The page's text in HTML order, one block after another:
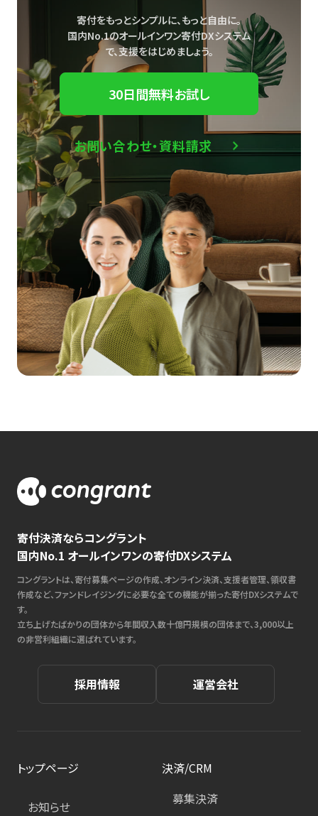
寄付をもっとシンプルに、もっと自由に。
国内No.1のオールインワン寄付DXシステム
で、支援をはじめましょう。
30日間無料お試し
お問い合わせ・資料請求
寄付決済ならコングラント
国内No.1 オールインワンの寄付DXシステム
コングラントは、寄付募集ページの作成、オンライン決済、支援者管理、領収書
作成など、ファンドレイジングに必要な全ての機能が揃った寄付DXシステムで
す。
立ち上げたばかりの団体から年間収入数十億円規模の団体まで、3,000以上
の非営利組織に選ばれています。
採用情報 運営会社
トップページ
お知らせ
決済/CRM
募集決済